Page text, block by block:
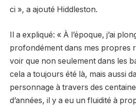
ci », a ajouté Hiddleston.
Il a expliqué: « À l’époque, j’ai
profondément dans mes propres
voir que non seulement dans les
cela a toujours été là, mais aussi
personnage à travers des
d’années, il y a eu un fluidité à